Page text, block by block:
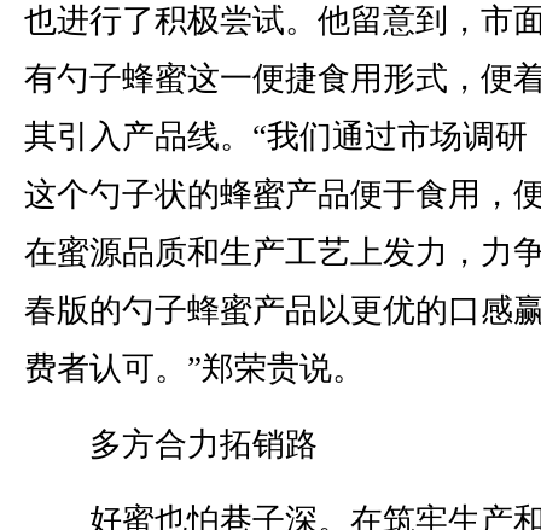
也进行了积极尝试。他留意到，市
有勺子蜂蜜这一便捷食用形式，便
其引入产品线。“我们通过市场调研
这个勺子状的蜂蜜产品便于食用，
在蜜源品质和生产工艺上发力，力
春版的勺子蜂蜜产品以更优的口感
费者认可。”郑荣贵说。
多方合力拓销路
好蜜也怕巷子深。在筑牢生产